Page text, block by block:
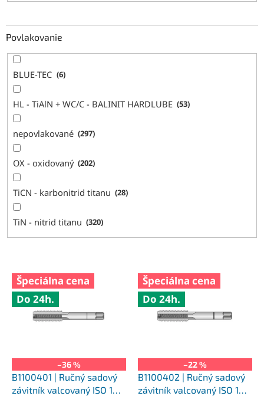
Povlakovanie
BLUE-TEC 6
HL - TiAlN + WC/C - BALINIT HARDLUBE 53
nepovlakované 297
OX - oxidovaný 202
TiCN - karbonitrid titanu 28
TiN - nitrid titanu 320
V
Špeciálna cena
Do 24h.
–36 %
B1100401 | Ručný sadový
závitník valcovaný ISO 1
Špeciálna cena
Do 24h.
–22 %
B1100402 | Ručný sadový
závitník valcovaný ISO 1